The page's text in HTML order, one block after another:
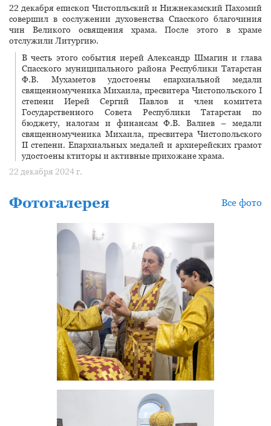
22 декабря епископ Чистопльский и Нижнекамский Пахомий
совершил в сослужении духовенства Спасского благочиния
чин Великого освящения храма. После этого в храме
отслужили Литургию.
В честь этого события иерей Александр Шмагин и глава
Спасского муниципального района Республики Татарстан
Ф.В. Мухаметов удостоены епархиальной медали
священномученика Михаила, пресвитера Чистопольского I
степени Иерей Сергий Павлов и член комитета
Государственного Совета Республики Татарстан по
бюджету, налогам и финансам Ф.В. Валиев – медали
священномученика Михаила, пресвитера Чистопольского
II степени. Епархиальных медалей и архиерейских грамот
удостоены ктиторы и активные прихожане храма.
22 декабря 2024 г.
Фотогалерея Все фото